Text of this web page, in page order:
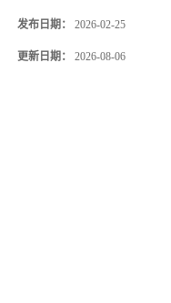
发布日期： 2026-02-25
更新日期： 2026-08-06